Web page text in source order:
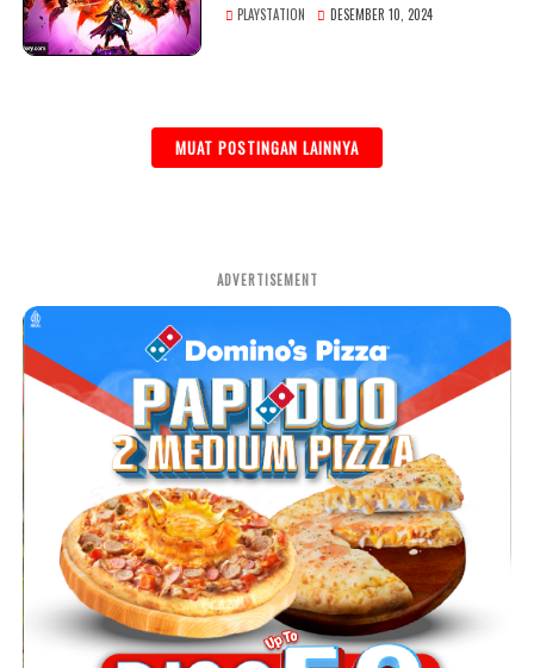
PLAYSTATION DESEMBER 10, 2024
MUAT POSTINGAN LAINNYA
ADVERTISEMENT